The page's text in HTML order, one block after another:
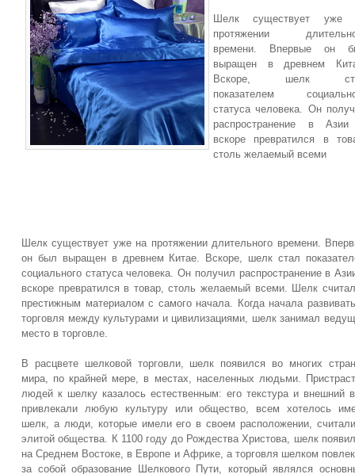
Шелк существует уже
протяжении
времени. Впервые он
выращен в древнем
Вскоре, шелк
показателем
статуса человека. Он
распространение в
вскоре превратился в
столь желаемый всеми
Шелк существует уже на протяжении длительного времени.
он был выращен в древнем Китае. Вскоре, шелк стал
социального статуса человека. Он получил распространение в
вскоре превратился в товар, столь желаемый всеми. Шелк
престижным материалом с самого начала. Когда начала
торговля между культурами и цивилизациями, шелк занимал
место в торговле.
В расцвете шелковой торговли, шелк появился во многих
мира, по крайней мере, в местах, населенных людьми.
людей к шелку казалось естественным: его текстура и внешний
привлекали любую культуру или общество, всем хотелось
шелк, а люди, которые имели его в своем расположении,
элитой общества. К 1100 году до Рождества Христова, шелк
на Среднем Востоке, в Европе и Африке, а торговля шелком
за собой образование Шелкового Пути, который являлся